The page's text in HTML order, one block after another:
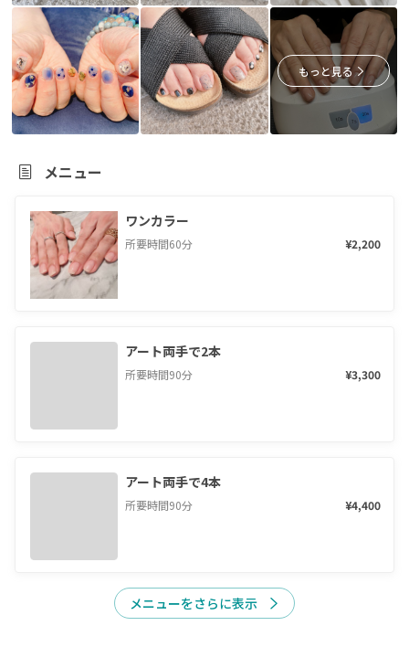
もっと見る
メニュー
ワンカラー
所要時間60分 ¥2,200
アート両手で2本
所要時間90分 ¥3,300
アート両手で4本
所要時間90分 ¥4,400
メニューをさらに表示